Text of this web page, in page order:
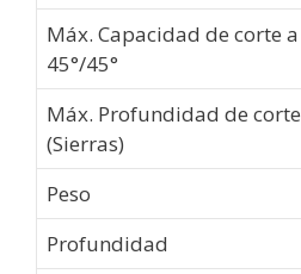
Máx. Capacidad de corte a
45°/45°
Máx. Profundidad de corte
(Sierras)
Peso
Profundidad